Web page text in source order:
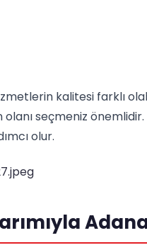
kalitesi farklı
seçmeniz
olur.